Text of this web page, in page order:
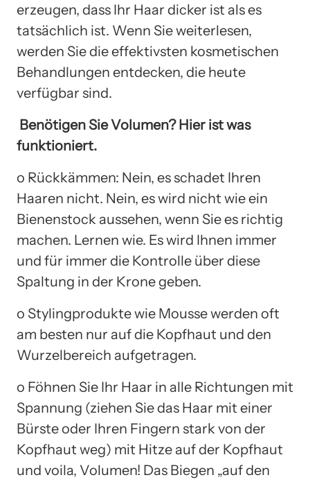
erzeugen, dass Ihr Haar dicker ist als es
tatsächlich ist. Wenn Sie weiterlesen,
werden Sie die effektivsten kosmetischen
Behandlungen entdecken, die heute
verfügbar sind.
Benötigen Sie Volumen? Hier ist was
funktioniert.
o Rückkämmen: Nein, es schadet Ihren
Haaren nicht. Nein, es wird nicht wie ein
Bienenstock aussehen, wenn Sie es richtig
machen. Lernen wie. Es wird Ihnen immer
und für immer die Kontrolle über diese
Spaltung in der Krone geben.
o Stylingprodukte wie Mousse werden oft
am besten nur auf die Kopfhaut und den
Wurzelbereich aufgetragen.
o Föhnen Sie Ihr Haar in alle Richtungen mit
Spannung (ziehen Sie das Haar mit einer
Bürste oder Ihren Fingern stark von der
Kopfhaut weg) mit Hitze auf der Kopfhaut
und voila, Volumen! Das Biegen „auf den